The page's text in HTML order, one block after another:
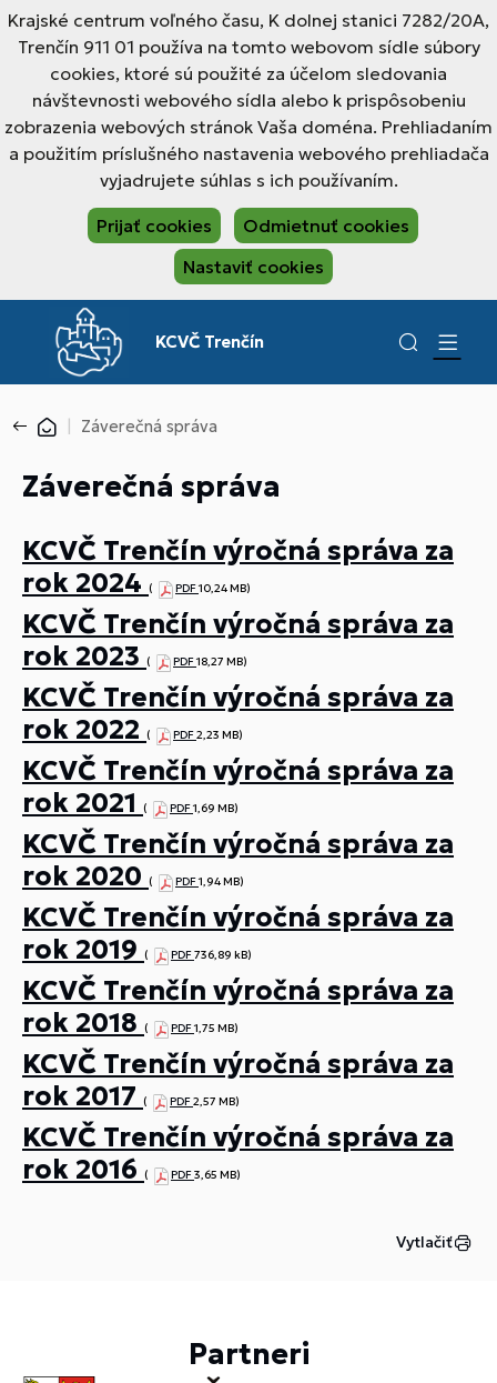
Krajské centrum voľného času, K dolnej stanici 7282/20A,
Trenčín 911 01 používa na tomto webovom sídle súbory
cookies, ktoré sú použité za účelom sledovania
návštevnosti webového sídla alebo k prispôsobeniu
zobrazenia webových stránok Vaša doména. Prehliadaním
a použitím príslušného nastavenia webového prehliadača
vyjadrujete súhlas s ich používaním.
Prijať cookies
Odmietnuť cookies
Nastaviť cookies
KCVČ Trenčín
Záverečná správa
Záverečná správa
KCVČ Trenčín výročná správa za
rok 2024 ( PDF10,24 MB)
KCVČ Trenčín výročná správa za
rok 2023 ( PDF18,27 MB)
KCVČ Trenčín výročná správa za
rok 2022 ( PDF2,23 MB)
KCVČ Trenčín výročná správa za
rok 2021
( PDF1,69 MB)
KCVČ Trenčín výročná správa za
rok 2020 ( PDF1,94 MB)
KCVČ Trenčín výročná správa za
rok 2019 ( PDF736,89 kB)
KCVČ Trenčín výročná správa za
rok 2018 ( PDF1,75 MB)
KCVČ Trenčín výročná správa za
rok 2017 ( PDF2,57 MB)
KCVČ Trenčín výročná správa za
rok 2016 ( PDF3,65 MB)
Vytlačiť
Partneri